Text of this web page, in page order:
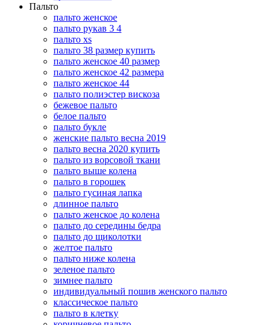
Пальто
пальто женское
пальто рукав 3 4
пальто xs
пальто 38 размер купить
пальто женское 40 размер
пальто женское 42 размера
пальто женское 44
пальто полиэстер вискоза
бежевое пальто
белое пальто
пальто букле
женские пальто весна 2019
пальто весна 2020 купить
пальто из ворсовой ткани
пальто выше колена
пальто в горошек
пальто гусиная лапка
длинное пальто
пальто женское до колена
пальто до середины бедра
пальто до щиколотки
желтое пальто
пальто ниже колена
зеленое пальто
зимнее пальто
индивидуальный пошив женского пальто
классическое пальто
пальто в клетку